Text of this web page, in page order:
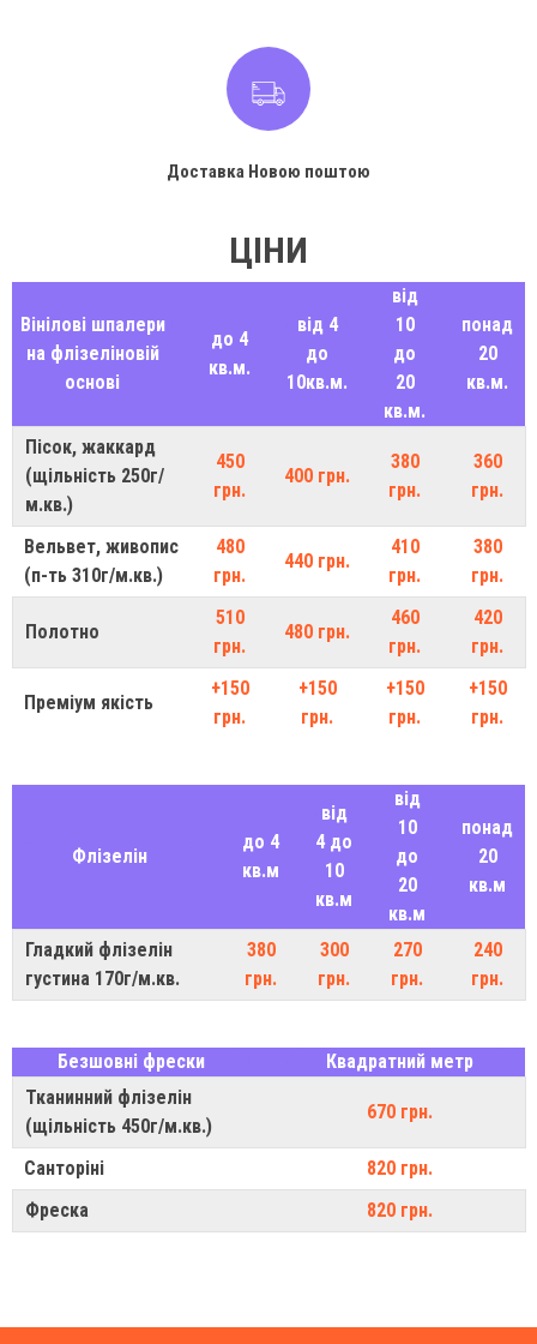
Доставка Новою поштою
ЦІНИ
Вінілові шпалери
на флізеліновій
основі
до 4
кв.м.
від 4
до
10кв.м.
від
10
до
20
кв.м.
понад
20
кв.м.
Пісок, жаккард
(щільність 250г/
м.кв.)
450
грн.
400 грн.
380
грн.
360
грн.
Вельвет, живопис
(п-ть 310г/м.кв.)
480
грн.
440 грн.
410
грн.
380
грн.
Полотно
510
грн.
480 грн.
460
грн.
420
грн.
Преміум якість
+150
грн.
+150
грн.
+150
грн.
+150
грн.
Флізелін
до 4
кв.м
від
4 до
10
кв.м
від
10
до
20
кв.м
понад
20
кв.м
Гладкий флізелін
густина 170г/м.кв.
380
грн.
300
грн.
270
грн.
240
грн.
Безшовні фрески
Квадратний метр
Тканинний флізелін
(щільність 450г/м.кв.)
670 грн.
Санторіні
820 грн.
Фреска
820 грн.